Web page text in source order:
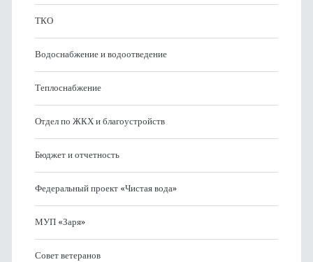
ТКО
Водоснабжение и водоотведение
Теплоснабжение
Отдел по ЖКХ и благоустройств
Бюджет и отчетность
Федеральный проект «Чистая вода»
МУП «Заря»
Совет ветеранов